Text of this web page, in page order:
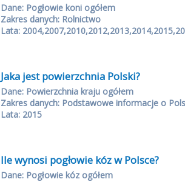
Dane: Pogłowie koni ogółem
Zakres danych: Rolnictwo
Lata:
Jaka jest powierzchnia Polski?
Dane: Powierzchnia kraju ogółem
Zakres danych: Podstawowe informacje o
Lata: 2015
Ile wynosi pogłowie kóz w Polsce?
Dane: Pogłowie kóz ogółem